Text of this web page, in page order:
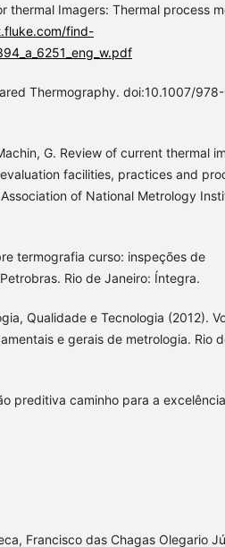
thermal Imagers: Thermal process
find-
Thermography. doi:10.1007/
G. Review of current thermal
facilities, practices and
of National Metrology
termografia curso: inspeções de
Rio de Janeiro: Íntegra.
Qualidade e Tecnologia (2012).
e gerais de metrologia. Rio
preditiva caminho para a
Francisco das Chagas Olegario